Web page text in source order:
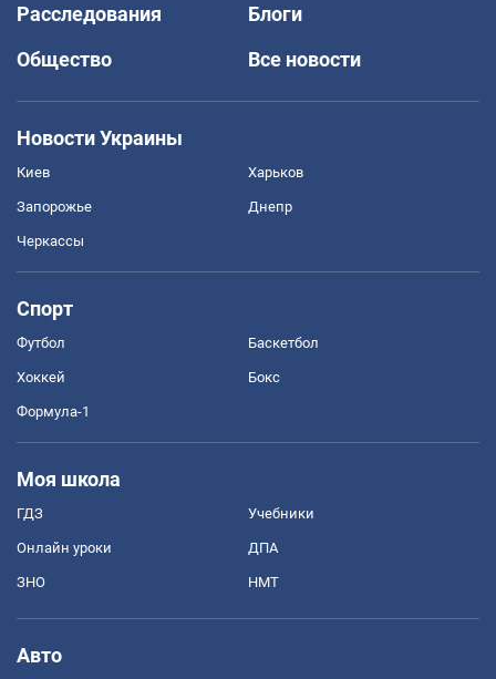
Расследования
Блоги
Общество
Все новости
Новости Украины
Киев Харьков
Запорожье Днепр
Черкассы
Спорт
Футбол Баскетбол
Хоккей Бокс
Формула-1
Моя школа
ГДЗ Учебники
Онлайн уроки ДПА
ЗНО НМТ
Авто